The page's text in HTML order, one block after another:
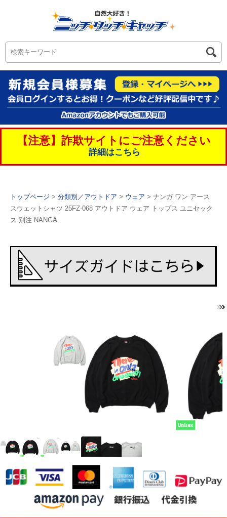
【注意】詐欺サイトにご注意ください
詳細はこちら
トップページ > 分類別／アウトドア > ウェア > ナンガ ワン アース
スウェットシャツ 25FZ-068 アウトドア ウェア トップス ユニセック
ス 別注 NANGA